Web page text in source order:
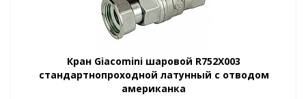
Кран Giacomini шаровой R752X003
стандартнопроходной латунный с отводом
американка